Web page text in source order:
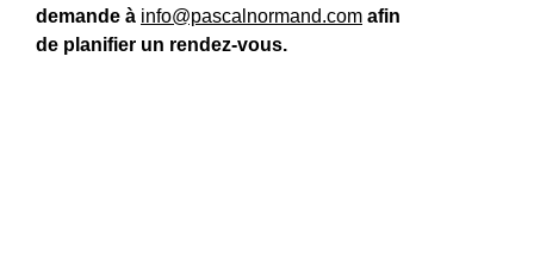
demande à info@pascalnormand.com afin
de planifier un rendez-vous.